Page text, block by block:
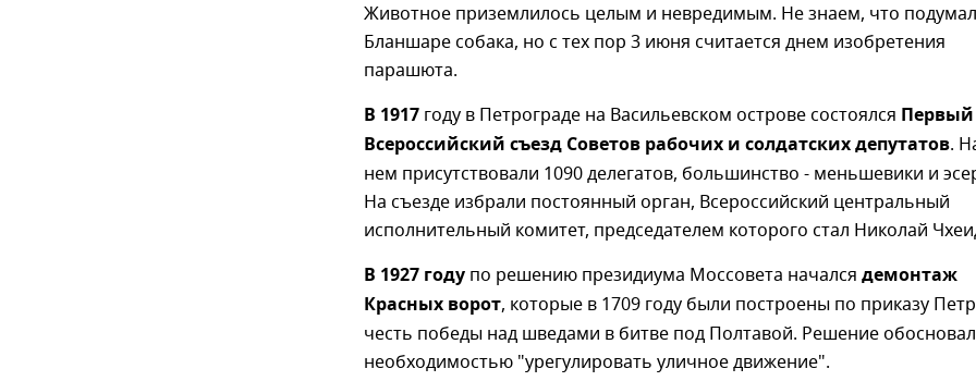
Животное приземлилось целым и невредимым. Не знаем, что
Бланшаре собака, но с тех пор 3 июня считается днем изобретения
парашюта.
В 1917 году в Петрограде на Васильевском острове состоялся Первый
Всероссийский съезд Советов рабочих и солдатских депутатов.
нем присутствовали 1090 делегатов, большинство - меньшевики и
На съезде избрали постоянный орган, Всероссийский центральный
исполнительный комитет, председателем которого стал Николай
В 1927 году по решению президиума Моссовета начался демонтаж
Красных ворот, которые в 1709 году были построены по приказу
честь победы над шведами в битве под Полтавой. Решение
необходимостью "урегулировать уличное движение".